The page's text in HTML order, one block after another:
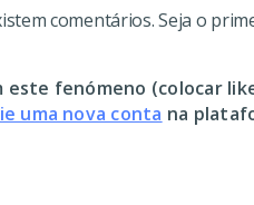
comentários. Seja o
este fenómeno (colocar
uma nova conta na